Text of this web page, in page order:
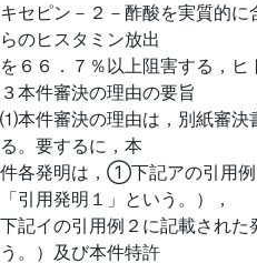
キセピン－２－酢酸を実質的
らのヒスタミン放出
を６６．７％以上阻害する，ヒ
３本件審決の理由の要旨
⑴本件審決の理由は，別紙審決
る。要するに，本
件各発明は，①下記アの引用
「引用発明１」という。），
下記イの引用例２に記載され
う。）及び本件特許